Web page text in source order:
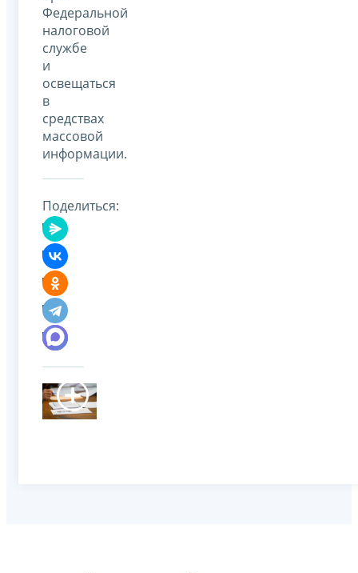
Федеральной
налоговой
службе
и
освещаться
в
средствах
массовой
информации.
Поделиться: